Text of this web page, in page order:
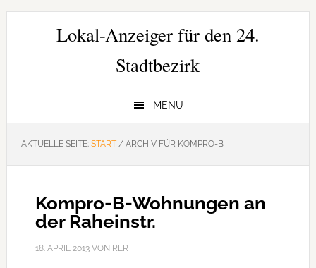
Zur
Hauptnavigation
Zum
Zur
SeitenspalteLokal-Anzeiger für den 24.
Stadtbezirk
MENU
AKTUELLE SEITE: START /ARCHIV FÜR KOMPRO-B
Kompro-B-Wohnungen an
der Raheinstr.
18. APRIL 2013VON RER